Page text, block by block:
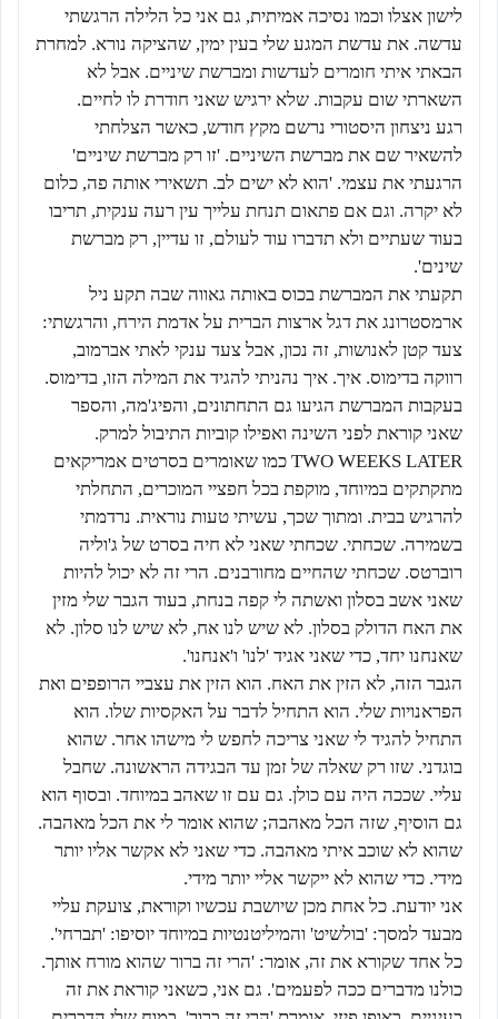
לישון אצלו וכמו נסיכה אמיתית, גם אני כל הלילה הרגשתי
עדשה. את עדשת המגע שלי בעין ימין, שהציקה נורא. למחרת
הבאתי איתי חומרים לעדשות ומברשת שיניים. אבל לא
השארתי שום עקבות. שלא ירגיש שאני חודרת לו לחיים.
רגע ניצחון היסטורי נרשם מקץ חודש, כאשר הצלחתי
להשאיר שם את מברשת השיניים. 'זו רק מברשת שיניים'
הרגעתי את עצמי. 'הוא לא ישים לב. תשאירי אותה פה, כלום
לא יקרה. וגם אם פתאום תנחת עלייך עין רעה ענקית, תריבו
בעוד שעתיים ולא תדברו עוד לעולם, זו עדיין, רק מברשת
שינים'.
תקעתי את המברשת בכוס באותה גאווה שבה תקע ניל
ארמסטרונג את דגל ארצות הברית על אדמת הירח, והרגשתי:
צעד קטן לאנושות, זה נכון, אבל צעד ענקי לאתי אברמוב,
רווקה בדימוס. איך. איך נהניתי להגיד את המילה הזו, בדימוס.
בעקבות המברשת הגיעו גם התחתונים, והפיג'מה, והספר
שאני קוראת לפני השינה ואפילו קוביות התיבול למרק.
TWO WEEKS LATER כמו שאומרים בסרטים אמריקאים
מתקתקים במיוחד, מוקפת בכל חפציי המוכרים, התחלתי
להרגיש בבית. ומתוך שכך, עשיתי טעות נוראית. נרדמתי
בשמירה. שכחתי. שכחתי שאני לא חיה בסרט של ג'וליה
רוברטס. שכחתי שהחיים מחורבנים. הרי זה לא יכול להיות
שאני אשב בסלון ואשתה לי קפה בנחת, בעוד הגבר שלי מזין
את האח הדולק בסלון. לא שיש לנו אח, לא שיש לנו סלון. לא
שאנחנו יחד, כדי שאני אגיד 'לנו' ו'אנחנו'.
הגבר הזה, לא הזין את האח. הוא הזין את עצביי הרופפים ואת
הפראנויות שלי. הוא התחיל לדבר על האקסיות שלו. הוא
התחיל להגיד לי שאני צריכה לחפש לי מישהו אחר. שהוא
בוגדני. שזו רק שאלה של זמן עד הבגידה הראשונה. שחבל
עליי. שככה היה עם כולן. גם עם זו שאהב במיוחד. ובסוף הוא
גם הוסיף, שזה הכל מאהבה; שהוא אומר לי את הכל מאהבה.
שהוא לא שוכב איתי מאהבה. כדי שאני לא אקשר אליו יותר
מידי. כדי שהוא לא ייקשר אליי יותר מידי.
אני יודעת. כל אחת מכן שיושבת עכשיו וקוראת, צועקת עליי
מבעד למסך: 'בולשיט' והמיליטנטיות במיוחד יוסיפו: 'תברחי'.
כל אחד שקורא את זה, אומר: 'הרי זה ברור שהוא מורח אותך.
כולנו מדברים ככה לפעמים'. גם אני, כשאני קוראת את זה